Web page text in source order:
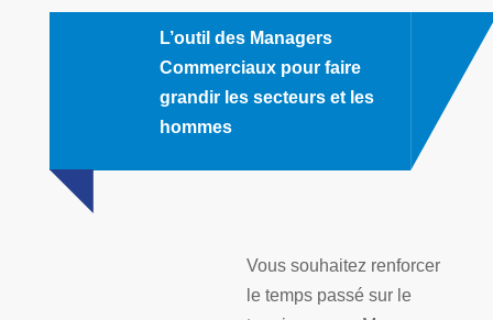
L’outil des Managers
Commerciaux pour faire
grandir les secteurs et les
hommes
Vous souhaitez renforcer
le temps passé sur le